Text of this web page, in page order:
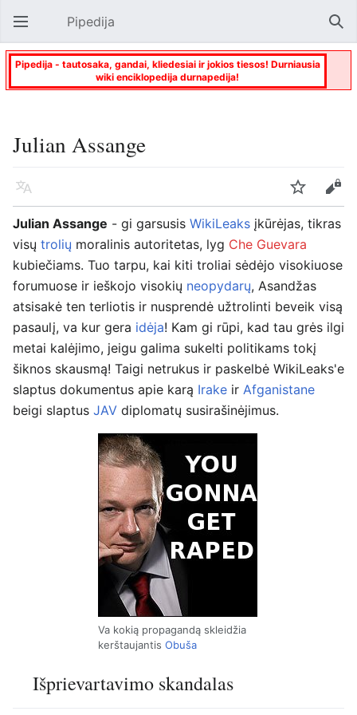
Atverti pagrindinį meniu Pipedija
Pipedija - tautosaka, gandai, kliedesiai ir jokios tiesos! Durniausia
wiki enciklopedija durnapedija!
Julian Assange
Kalba Stebėti
Keisti
Julian Assange - gi garsusis WikiLeaks įkūrėjas, tikras
visų trolių moralinis autoritetas, lyg Che Guevara
kubiečiams. Tuo tarpu, kai kiti troliai sėdėjo visokiuose
forumuose ir ieškojo visokių neopydarų, Asandžas
atsisakė ten terliotis ir nusprendė užtrolinti beveik visą
pasaulį, va kur gera idėja! Kam gi rūpi, kad tau grės ilgi
metai kalėjimo, jeigu galima sukelti politikams tokį
šiknos skausmą! Taigi netrukus ir paskelbė WikiLeaks'e
slaptus dokumentus apie karą Irake ir Afganistane
beigi slaptus JAV diplomatų susirašinėjimus.
Va kokią propagandą skleidžia
kerštaujantis Obuša
Išprievartavimo skandalas